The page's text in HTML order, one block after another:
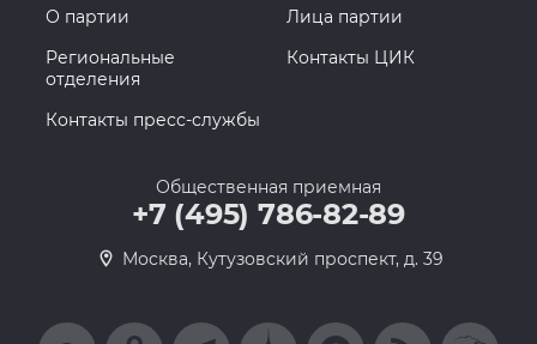
О партии
Лица партии
Региональные
отделения
Контакты ЦИК
Контакты пресс-службы
Общественная приемная
+7 (495) 786-82-89
Москва, Кутузовский проспект, д. 39